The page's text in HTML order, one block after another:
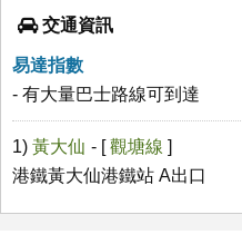
交通資訊
易達指數
- 有大量巴士路線可到達
1) 黃大仙 - [觀塘線 ]
港鐵黃大仙港鐵站 A出口